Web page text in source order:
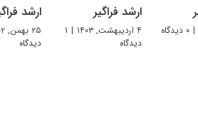
| ۰ دیدگاه
ارشد فراگیر
۴ اردیبهشت, ۱۴۰۳ | ۱
دیدگاه
ارشد
۲۵ بهمن, ۱۴۰۲
دیدگاه